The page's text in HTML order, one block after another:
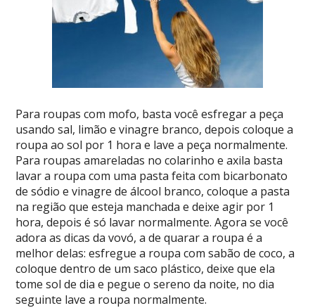
Para roupas com mofo, basta você esfregar a peça
usando sal, limão e vinagre branco, depois coloque a
roupa ao sol por 1 hora e lave a peça normalmente.
Para roupas amareladas no colarinho e axila basta
lavar a roupa com uma pasta feita com bicarbonato
de sódio e vinagre de álcool branco, coloque a pasta
na região que esteja manchada e deixe agir por 1
hora, depois é só lavar normalmente. Agora se você
adora as dicas da vovó, a de quarar a roupa é a
melhor delas: esfregue a roupa com sabão de coco, a
coloque dentro de um saco plástico, deixe que ela
tome sol de dia e pegue o sereno da noite, no dia
seguinte lave a roupa normalmente.